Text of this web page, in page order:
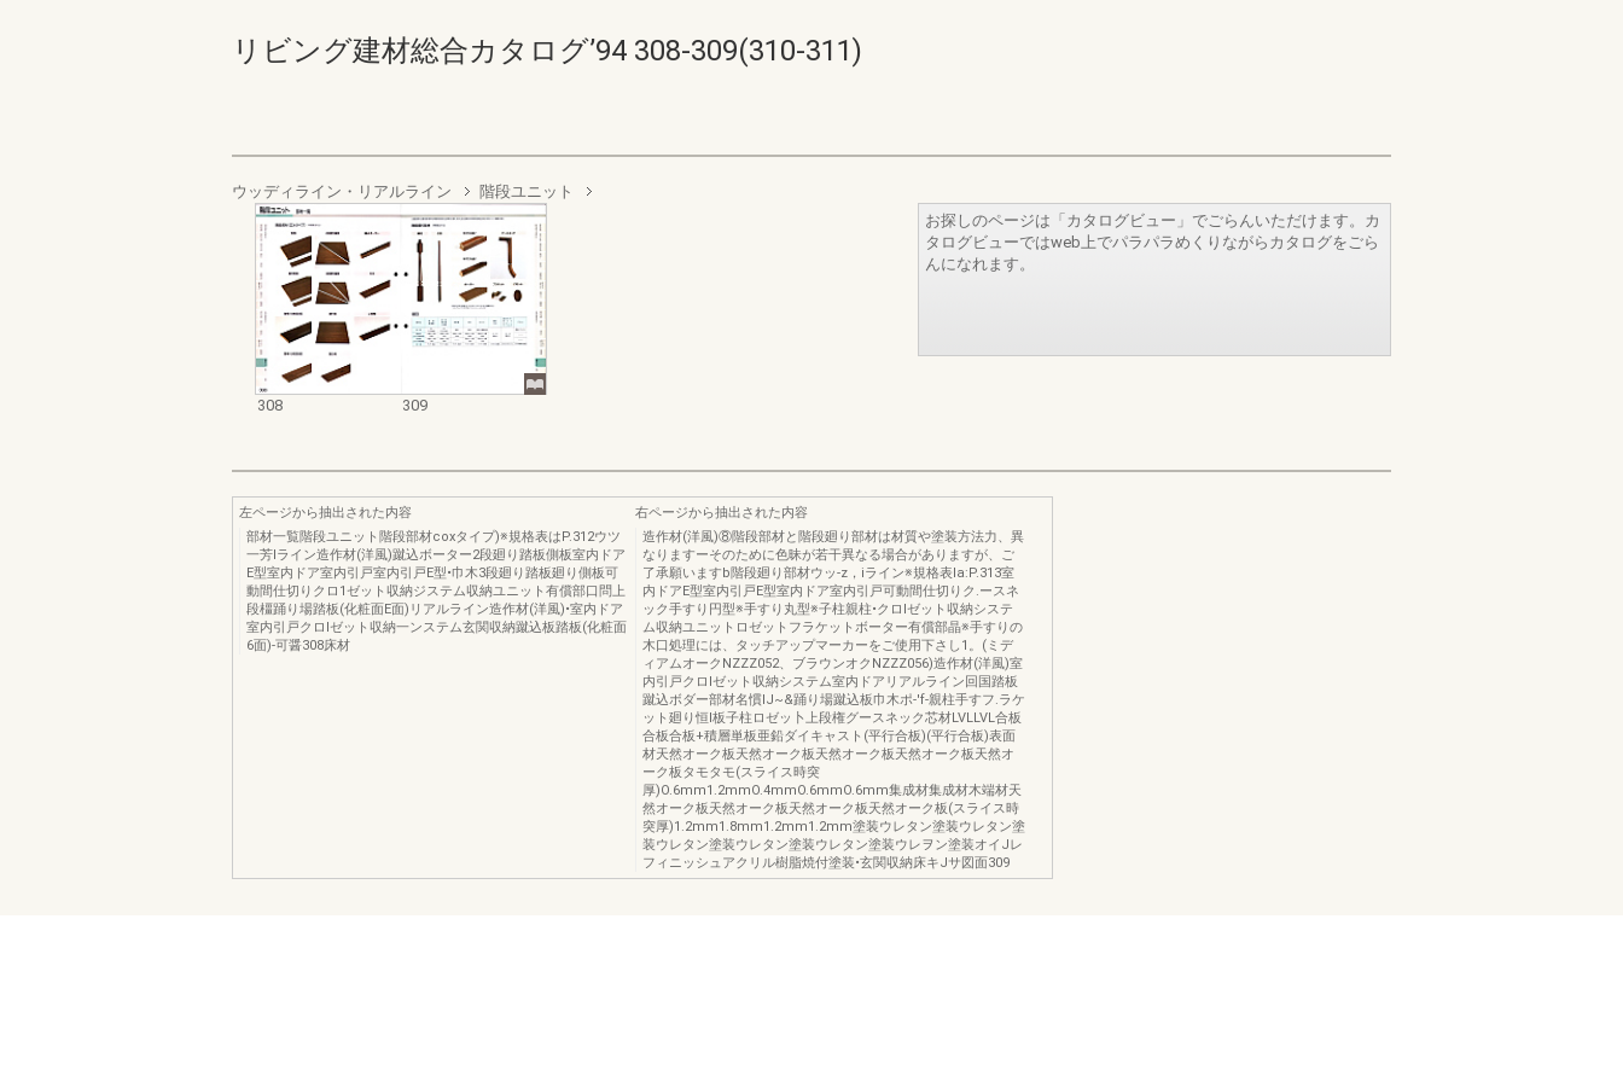
リビング建材総合カタログ’94 308-309(310-311)
ウッディライン・リアルライン 階段ユニット
308 309
お探しのページは「カタログビュー」でごらんいただけます。カ
タログビューではweb上でパラパラめくりながらカタログをごら
んになれます。
左ページから抽出された内容
部材一覧階段ユニット階段部材coxタイプ)※規格表はP.312ウツ
一芳lライン造作材(洋風)蹴込ボーター2段廻り踏板側板室内ドア
E型室内ドア室内引戸室内引戸E型•巾木3段廻り踏板廻り側板可
動間仕切りクロ1ゼット収納ジステム収納ユニット有償部口問上
段橿踊り場踏板(化粧面E面)リアルライン造作材(洋風)•室内ドア
室内引戸クロlゼット収納一ンステム玄関収納蹴込板踏板(化粧面
6面)-可醤308床材
右ページから抽出された内容
造作材(洋風)⑧階段部材と階段廻り部材は材質や塗装方法力、異
なりますーそのために色昧が若干異なる場合がありますが、ご
了承願いますb階段廻り部材ウッ-z，iライン※規格表Ia:P.313室
内ドアE型室内引戸E型室内ドア室内引戸可動間仕切りク.ースネ
ック手すり円型※手すり丸型※子柱親柱•クロlゼット収納システ
ム収納ユニットロゼットフラケットボーター有償部晶※手すりの
木口処理には、タッチアップマーカーをご使用下さし1。(ミデ
ィアムオークNZZZ052、ブラウンオクNZZZ056)造作材(洋風)室
内引戸クロlゼット収納システム室内ドアリアルライン回国踏板
蹴込ボダー部材名慣IJ~&踊り場蹴込板巾木ポ-'f-親柱手すフ.ラケ
ット廻り恒l板子柱ロゼッ卜上段権グースネック芯材LVLLVL合板
合板合板+積層単板亜鉛ダイキャスト(平行合板)(平行合板)表面
材天然オーク板天然オーク板天然オーク板天然オーク板天然オ
ーク板タモタモ(スライス時突
厚)O.6mm1.2mmO.4mmO.6mmO.6mm集成材集成材木端材天
然オーク板天然オーク板天然オーク板天然オーク板(スライス時
突厚)1.2mm1.8mm1.2mm1.2mm塗装ウレタン塗装ウレタン塗
装ウレタン塗装ウレタン塗装ウレタン塗装ウレヲン塗装オイJレ
フィニッシュアクリル樹脂焼付塗装•玄関収納床キJサ図面309